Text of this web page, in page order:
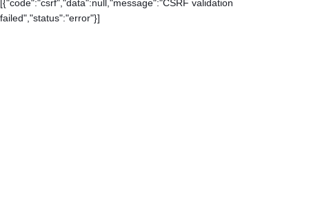
[{"code":"csrf","data":null,"message":"CSRF validation
failed","status":"error"}]